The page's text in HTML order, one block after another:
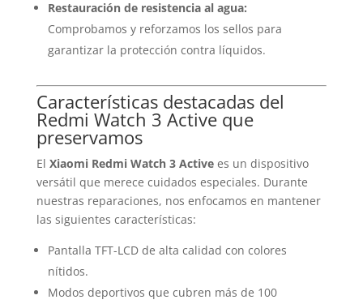
Restauración de resistencia al agua:
Comprobamos y reforzamos los sellos para
garantizar la protección contra líquidos.
Características destacadas del
Redmi Watch 3 Active que
preservamos
El Xiaomi Redmi Watch 3 Activees un dispositivo
versátil que merece cuidados especiales. Durante
nuestras reparaciones, nos enfocamos en mantener
las siguientes características:
Pantalla TFT-LCD de alta calidad con colores
nítidos.
Modos deportivos que cubren más de 100